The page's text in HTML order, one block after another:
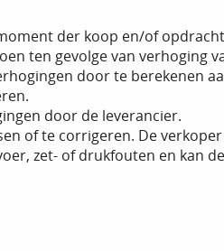
der koop en/of
ten gevolge van verhoging
door te berekenen
door de leverancier.
of te corrigeren. De
zet- of drukfouten en kan